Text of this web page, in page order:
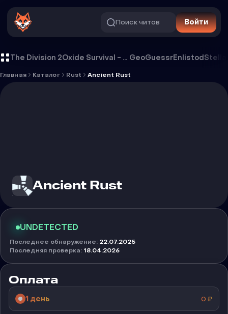
Поиск читов Войти
The Division 2 Oxide Survival - Rust Mobile GeoGuessrEnlistodStella
Главная Каталог Rust Ancient Rust
Ancient Rust
UNDETECTED
Последнее обнаружение: 22.07.2025
Последняя проверка: 18.04.2026
Оплата
1 день 0 ₽